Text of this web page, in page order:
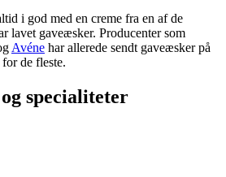
i god med en creme fra en af de
lavet gaveæsker. Producenter som
Avéne har allerede sendt gaveæsker på
de fleste.
specialiteter